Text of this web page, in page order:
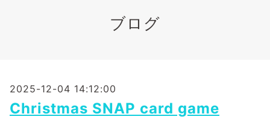
ブログ
2025-12-04 14:12:00
Christmas SNAP card game